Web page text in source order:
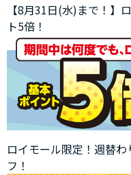
【8月31日(水)まで！】
ト5倍！
ロイモール限定！週替
フ！